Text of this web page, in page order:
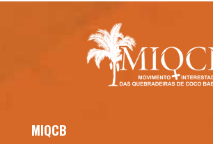
MIQCB